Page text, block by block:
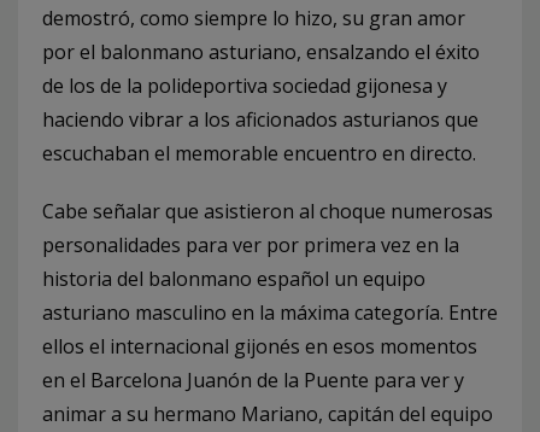
demostró, como siempre lo hizo, su gran amor
por el balonmano asturiano, ensalzando el éxito
de los de la polideportiva sociedad gijonesa y
haciendo vibrar a los aficionados asturianos que
escuchaban el memorable encuentro en directo.
Cabe señalar que asistieron al choque numerosas
personalidades para ver por primera vez en la
historia del balonmano español un equipo
asturiano masculino en la máxima categoría. Entre
ellos el internacional gijonés en esos momentos
en el Barcelona Juanón de la Puente para ver y
animar a su hermano Mariano, capitán del equipo